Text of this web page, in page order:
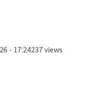
- 17:24237 views